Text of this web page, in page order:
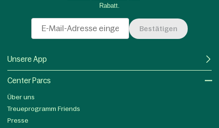
Rabatt.
Bestätigen
Unsere App
Center Parcs
Über uns
Treueprogramm Friends
Presse